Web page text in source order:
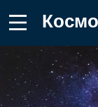
Космос,